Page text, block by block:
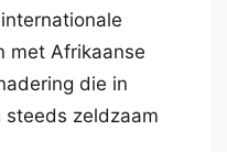
met Afrikaanse
die in
zeldzaam